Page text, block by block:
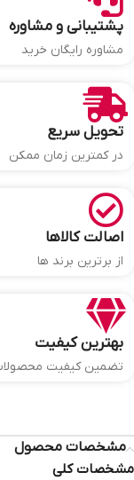
پشتیبانی و مشاوره
مشاوره رایگان خرید
تحویل سریع
در کمترین زمان ممکن
اصالت کالاها
از برترین برند ها
بهترین کیفیت
تضمین کیفیت
مشخصات محصول
مشخصات کلی